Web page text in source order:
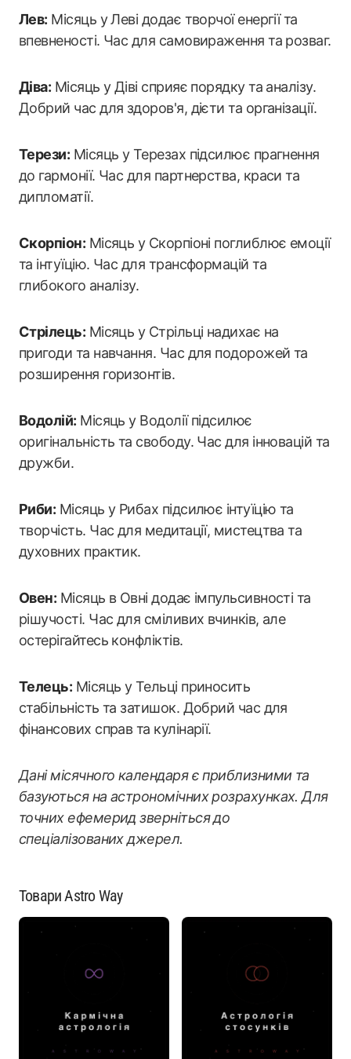
Лев: Місяць у Леві додає творчої енергії та
впевненості. Час для самовираження та розваг.
Діва: Місяць у Діві сприяє порядку та аналізу.
Добрий час для здоров'я, дієти та організації.
Терези: Місяць у Терезах підсилює прагнення
до гармонії. Час для партнерства, краси та
дипломатії.
Скорпіон: Місяць у Скорпіоні поглиблює емоції
та інтуїцію. Час для трансформацій та
глибокого аналізу.
Стрілець: Місяць у Стрільці надихає на
пригоди та навчання. Час для подорожей та
розширення горизонтів.
Водолій: Місяць у Водолії підсилює
оригінальність та свободу. Час для інновацій та
дружби.
Риби: Місяць у Рибах підсилює інтуїцію та
творчість. Час для медитації, мистецтва та
духовних практик.
Овен: Місяць в Овні додає імпульсивності та
рішучості. Час для сміливих вчинків, але
остерігайтесь конфліктів.
Телець: Місяць у Тельці приносить
стабільність та затишок. Добрий час для
фінансових справ та кулінарії.
Дані місячного календаря є приблизними та
базуються на астрономічних розрахунках. Для
точних ефемерид зверніться до
спеціалізованих джерел.
Товари Astro Way